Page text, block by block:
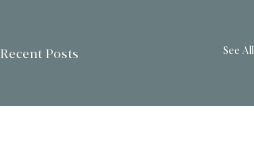
Recent Posts See All